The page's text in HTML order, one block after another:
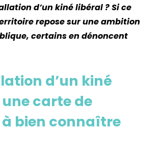
d’un kiné libéral ? Si ce
repose sur une ambition
certains en dénoncent
d’un kiné
carte de
à bien connaître